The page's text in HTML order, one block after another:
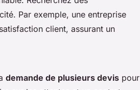
Par exemple, une entreprise
client, assurant un
demande de plusieurs devis pour